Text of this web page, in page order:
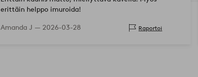
erittäin helppo imuroida!
Amanda J — 2026-03-28 Raportoi